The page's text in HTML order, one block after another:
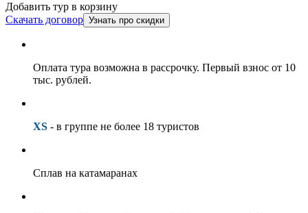
Добавить тур в корзину
Скачать договор Узнать про скидки
Оплата тура возможна в рассрочку. Первый взнос от 10
тыс. рублей.
XS - в группе не более 18 туристов
Сплав на катамаранах